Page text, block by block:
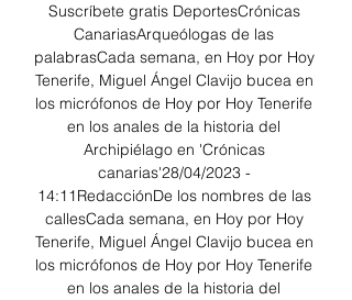
Suscríbete gratis DeportesCrónicas
CanariasArqueólogas de las
palabrasCada semana, en Hoy por Hoy
Tenerife, Miguel Ángel Clavijo bucea en
los micrófonos de Hoy por Hoy Tenerife
en los anales de la historia del
Archipiélago en 'Crónicas
canarias'28/04/2023 -
14:11RedacciónDe los nombres de las
callesCada semana, en Hoy por Hoy
Tenerife, Miguel Ángel Clavijo bucea en
los micrófonos de Hoy por Hoy Tenerife
en los anales de la historia del